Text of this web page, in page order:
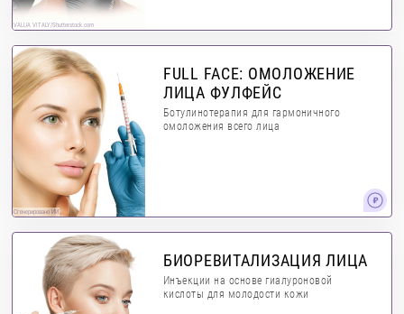
VALUA VITALY/Shutterstock.com
Сгенерировано ИИ
FULL FACE: ОМОЛОЖЕНИЕ
ЛИЦА ФУЛФЕЙС
Ботулинотерапия для гармоничного
омоложения всего лица
БИОРЕВИТАЛИЗАЦИЯ ЛИЦА
Инъекции на основе гиалуроновой
кислоты для молодости кожи